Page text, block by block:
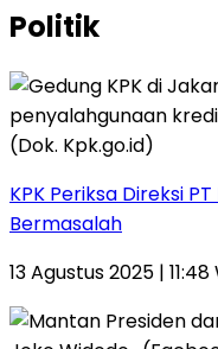
Politik
KPK Periksa Direksi
Bermasalah
13 Agustus 2025 | 11:48